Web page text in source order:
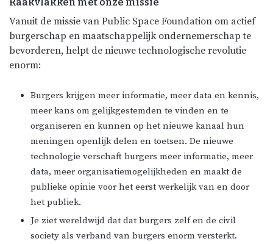
Vanuit de missie van Public Space Foundation om actief
burgerschap en maatschappelijk ondernemerschap te
bevorderen, helpt de nieuwe technologische revolutie
enorm:
Burgers krijgen meer informatie, meer data en kennis,
meer kans om gelijkgestemden te vinden en te
organiseren en kunnen op het nieuwe kanaal hun
meningen openlijk delen en toetsen. De nieuwe
technologie verschaft burgers meer informatie, meer
data, meer organisatiemogelijkheden en maakt de
publieke opinie voor het eerst werkelijk van en door
het publiek.
Je ziet wereldwijd dat dat burgers zelf en de civil
society als verband van burgers enorm versterkt.